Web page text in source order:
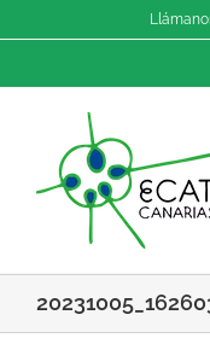
al